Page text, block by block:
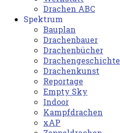
Drachen ABC
Spektrum
Bauplan
Drachenbauer
Drachenbücher
Drachengeschichte
Drachenkunst
Reportage
Empty Sky
Indoor
Kampfdrachen
xAP